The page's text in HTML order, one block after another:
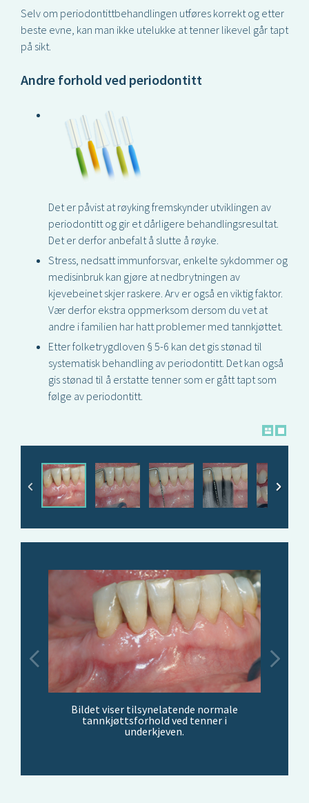
Selv om periodontittbehandlingen utføres korrekt og etter
beste evne, kan man ikke utelukke at tenner likevel går tapt
på sikt.
Andre forhold ved periodontitt
Det er påvist at røyking fremskynder utviklingen av
periodontitt og gir et dårligere behandlingsresultat.
Det er derfor anbefalt å slutte å røyke.
Stress, nedsatt immunforsvar, enkelte sykdommer og
medisinbruk kan gjøre at nedbrytningen av
kjevebeinet skjer raskere. Arv er også en viktig faktor.
Vær derfor ekstra oppmerksom dersom du vet at
andre i familien har hatt problemer med tannkjøttet.
Etter folketrygdloven § 5-6 kan det gis stønad til
systematisk behandling av periodontitt. Det kan også
gis stønad til å erstatte tenner som er gått tapt som
følge av periodontitt.
Bildet viser tilsynelatende normale
tannkjøttsforhold ved tenner i
underkjeven.